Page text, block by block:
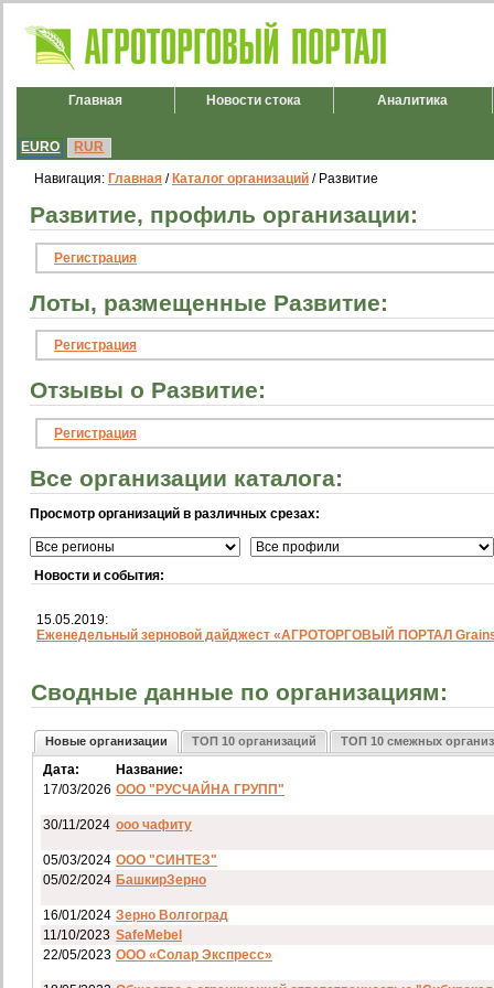
Главная Новости стока Аналитика
EURO RUR
Навигация: Главная / Каталог организаций / Развитие
Развитие, профиль организации:
Регистрация
Лоты, размещенные Развитие:
Регистрация
Отзывы о Развитие:
Регистрация
Все организации каталога:
Просмотр организаций в различных срезах:
Новости и события:
15.05.2019:
Еженедельный зерновой дайджест «АГРОТОРГОВЫЙ ПОРТАЛ
Сводные данные по организациям:
Новые организации ТОП 10 организаций ТОП 10 смежных
Дата:
Название:
17/03/2026 ООО "РУСЧАЙНА ГРУПП"
30/11/2024 ооо чафиту
05/03/2024 ООО "СИНТЕЗ"
05/02/2024 БашкирЗерно
16/01/2024 Зерно Волгоград
11/10/2023 SafeMebel
22/05/2023 ООО «Солар Экспресс»